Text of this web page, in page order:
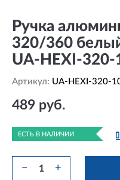
Ручка
320/360
UA-HEXI-320-
Артикул: UA-HEXI-320-
489 руб.
ЕСТЬ В НАЛИЧИИ
− +